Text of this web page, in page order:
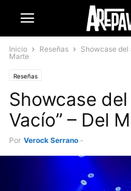
Inicio Reseñas
Showcase del
Marte
Reseñas
Showcase del
Vacío” – Del
Por Verock Serrano -